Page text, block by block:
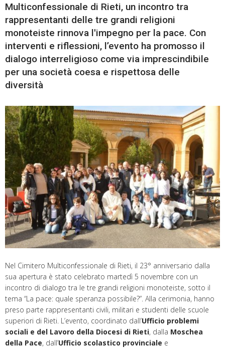
Multiconfessionale di Rieti, un incontro tra
rappresentanti delle tre grandi religioni
monoteiste rinnova l'impegno per la pace. Con
interventi e riflessioni, l’evento ha promosso il
dialogo interreligioso come via imprescindibile
per una società coesa e rispettosa delle
diversità
Nel Cimitero Multiconfessionale di Rieti, il 23° anniversario dalla
sua apertura è stato celebrato martedì 5 novembre con un
incontro di dialogo tra le tre grandi religioni monoteiste, sotto il
tema “La pace: quale speranza possibile?”. Alla cerimonia, hanno
preso parte rappresentanti civili, militari e studenti delle scuole
superiori di Rieti. L’evento, coordinato dall’Ufficio problemi
sociali e del Lavoro della Diocesi di Rieti, dalla Moschea
della Pace, dall’Ufficio scolastico provinciale e